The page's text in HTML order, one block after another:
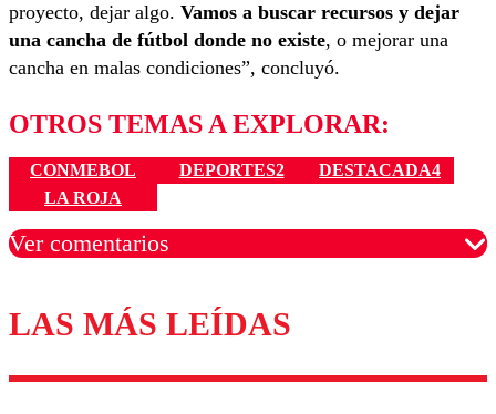
proyecto, dejar algo. Vamos a buscar recursos y dejar
una cancha de fútbol donde no existe, o mejorar una
cancha en malas condiciones”, concluyó.
OTROS TEMAS A EXPLORAR:
CONMEBOL DEPORTES2
DESTACADA4
LA ROJA
Ver comentarios
Los comentarios son moderados para garantizar un
diálogo respetuoso.
LAS MÁS LEÍDAS